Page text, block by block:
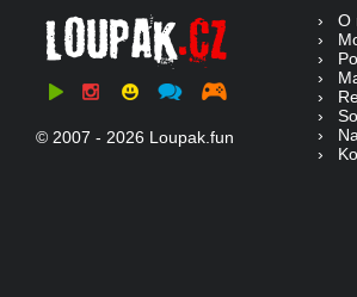
© 2007 - 2026 Loupak.fun
› O
›
›
›
›
›
›
›